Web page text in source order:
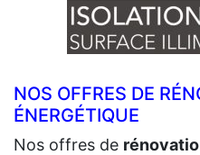
NOS OFFRES DE
ÉNERGÉTIQUE
Nos offres de